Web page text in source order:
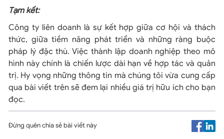
Tạm kết:
Công ty liên doanh là sự kết hợp giữa cơ hội và thách
thức, giữa tiềm năng phát triển và những ràng buộc
pháp lý đặc thù. Việc thành lập doanh nghiệp theo mô
hình này chính là chiến lược dài hạn về hợp tác và quản
trị. Hy vọng những thông tin mà chúng tôi vừa cung cấp
qua bài viết trên sẽ đem lại nhiều giá trị hữu ích cho bạn
đọc.
Đừng quên chia sẻ bài viết này